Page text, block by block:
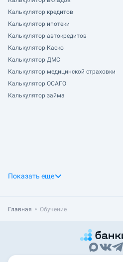
Калькулятор кредитов
Калькулятор ипотеки
Калькулятор автокредитов
Калькулятор Каско
Калькулятор ДМС
Калькулятор медицинской страховки
Калькулятор ОСАГО
Калькулятор займа
Показать еще
Главная Обучение